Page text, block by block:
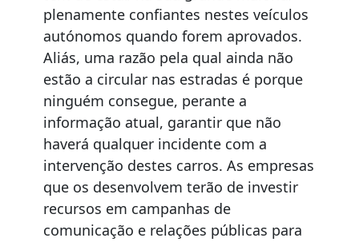
plenamente confiantes nestes veículos
autónomos quando forem aprovados.
Aliás, uma razão pela qual ainda não
estão a circular nas estradas é porque
ninguém consegue, perante a
informação atual, garantir que não
haverá qualquer incidente com a
intervenção destes carros. As empresas
que os desenvolvem terão de investir
recursos em campanhas de
comunicação e relações públicas para